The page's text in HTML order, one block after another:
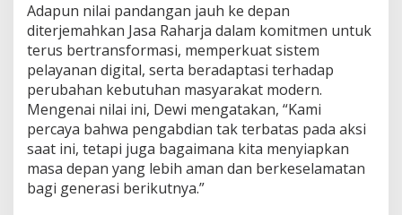
Adapun nilai pandangan jauh ke depan
diterjemahkan Jasa Raharja dalam komitmen untuk
terus bertransformasi, memperkuat sistem
pelayanan digital, serta beradaptasi terhadap
perubahan kebutuhan masyarakat modern.
Mengenai nilai ini, Dewi mengatakan, “Kami
percaya bahwa pengabdian tak terbatas pada aksi
saat ini, tetapi juga bagaimana kita menyiapkan
masa depan yang lebih aman dan berkeselamatan
bagi generasi berikutnya.”